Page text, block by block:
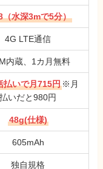
（水深3mで5分）
4G LTE通信
内蔵、1カ月無料
払いで月715円
※月
払いだと980円
48g(仕様)
独自規格